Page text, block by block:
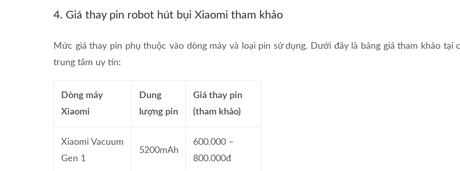
4. Giá thay pin robot hút bụi Xiaomi tham khảo
Mức giá thay pin phụ thuộc vào dòng máy và loại pin sử dụng. Dưới đây là bảng giá tham khảo tại
trung tâm uy tín:
Dòng máy
Xiaomi
Dung
lượng pin
Giá thay pin
(tham khảo)
Xiaomi Vacuum
Gen 1
5200mAh
600.000 –
800.000đ